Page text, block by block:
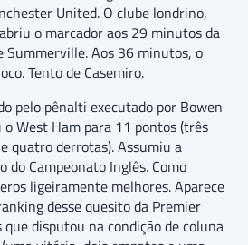
United. O clube londrino,
o marcador aos 29 minutos da
Summerville. Aos 36 minutos, o
Tento de Casemiro.
pelo pênalti executado por Bowen
West Ham para 11 pontos (três
quatro derrotas). Assumiu a
do Campeonato Inglês. Como
ligeiramente melhores. Aparece
desse quesito da Premier
que disputou na condição de coluna